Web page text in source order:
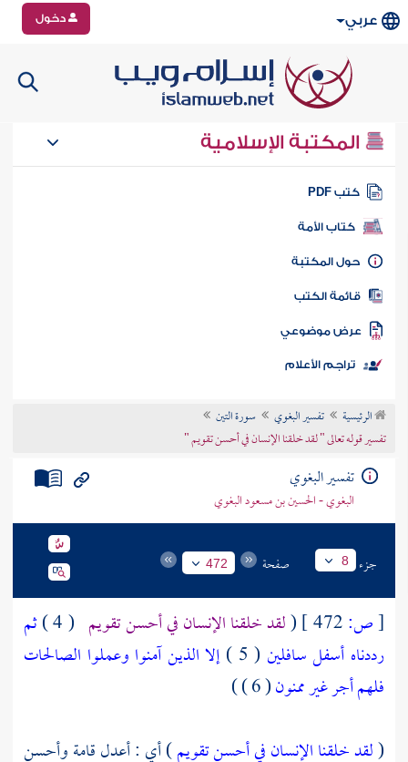
عربي دخول
المكتبة الإسلامية
كتب PDF
كتاب الأمة
المكتبة
الكتب
موضوعي
تراجم الأعلام
الرئيسية تفسير البغوي
سورة التين
تفسير قوله تعالى " لقد خلقنا الإنسان في أحسن تقويم "
تفسير البغوي
البغوي - الحسين بن مسعود البغوي
جزء 8 صفحة 472
[ص: (لقد خلقنا الإنسان في أحسن تقويم ( 4 )
ثم
رددناه أسفل سافلين ( 5 )
إلا الذين آمنوا وعملوا الصالحات
فلهم أجر غير ممنون( 6 ) )
(لقد خلقنا الإنسان في أحسن تقويم) أي : أعدل قامة وأحسن